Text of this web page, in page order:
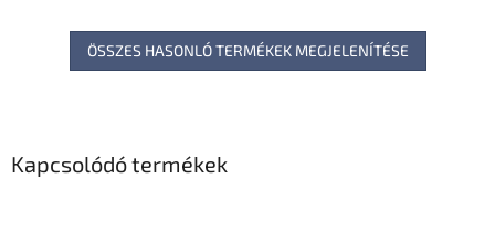
Kapcsolódó termékek
ÖSSZES HASONLÓ TERMÉKEK MEGJELENÍTÉSE